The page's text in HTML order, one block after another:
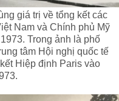
giá trị về tổng kết các
Nam và Chính phủ Mỹ
Trong ảnh là phố
tâm Hội nghị quốc tế
Hiệp định Paris vào